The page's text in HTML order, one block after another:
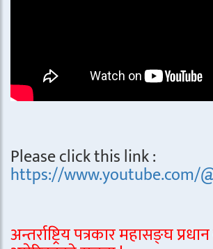
Please click this link :
https://www.youtube.com/
अन्तर्राष्ट्रिय पत्रकार महासङ्घ